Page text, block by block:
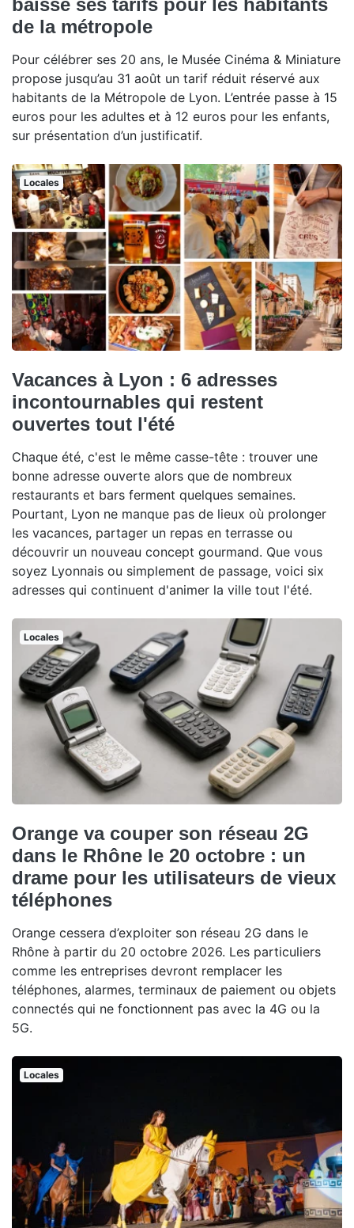
baisse ses tarifs pour les habitants
de la métropole
Pour célébrer ses 20 ans, le Musée Cinéma & Miniature
propose jusqu’au 31 août un tarif réduit réservé aux
habitants de la Métropole de Lyon. L’entrée passe à 15
euros pour les adultes et à 12 euros pour les enfants,
sur présentation d’un justificatif.
Locales
Vacances à Lyon : 6 adresses
incontournables qui restent
ouvertes tout l'été
Chaque été, c'est le même casse-tête : trouver une
bonne adresse ouverte alors que de nombreux
restaurants et bars ferment quelques semaines.
Pourtant, Lyon ne manque pas de lieux où prolonger
les vacances, partager un repas en terrasse ou
découvrir un nouveau concept gourmand. Que vous
soyez Lyonnais ou simplement de passage, voici six
adresses qui continuent d'animer la ville tout l'été.
Locales
Orange va couper son réseau 2G
dans le Rhône le 20 octobre : un
drame pour les utilisateurs de vieux
téléphones
Orange cessera d’exploiter son réseau 2G dans le
Rhône à partir du 20 octobre 2026. Les particuliers
comme les entreprises devront remplacer les
téléphones, alarmes, terminaux de paiement ou objets
connectés qui ne fonctionnent pas avec la 4G ou la
5G.
Locales